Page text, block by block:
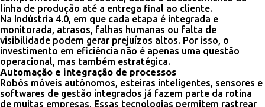
linha de produção até a entrega final ao cliente.
Na Indústria 4.0, em que cada etapa é integrada e
monitorada, atrasos, falhas humanas ou falta de
visibilidade podem gerar prejuízos altos. Por isso, o
investimento em eficiência não é apenas uma questão
operacional, mas também estratégica.
Automação e integração de processos
Robôs móveis autônomos, esteiras inteligentes, sensores e
softwares de gestão integrados já fazem parte da rotina
de muitas empresas. Essas tecnologias permitem rastrear